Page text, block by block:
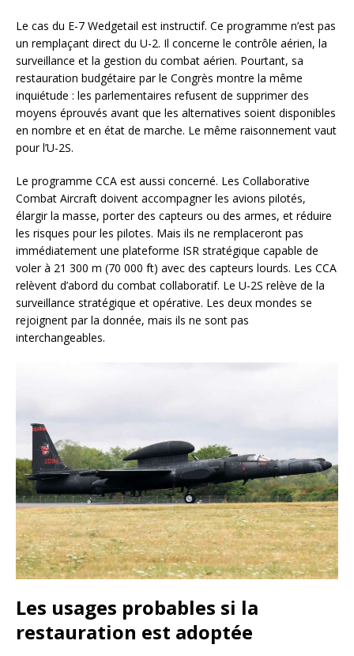
Le cas du E-7 Wedgetail est instructif. Ce programme n’est pas
un remplaçant direct du U-2. Il concerne le contrôle aérien, la
surveillance et la gestion du combat aérien. Pourtant, sa
restauration budgétaire par le Congrès montre la même
inquiétude : les parlementaires refusent de supprimer des
moyens éprouvés avant que les alternatives soient disponibles
en nombre et en état de marche. Le même raisonnement vaut
pour l’U-2S.
Le programme CCA est aussi concerné. Les Collaborative
Combat Aircraft doivent accompagner les avions pilotés,
élargir la masse, porter des capteurs ou des armes, et réduire
les risques pour les pilotes. Mais ils ne remplaceront pas
immédiatement une plateforme ISR stratégique capable de
voler à 21 300 m (70 000 ft) avec des capteurs lourds. Les CCA
relèvent d’abord du combat collaboratif. Le U-2S relève de la
surveillance stratégique et opérative. Les deux mondes se
rejoignent par la donnée, mais ils ne sont pas
interchangeables.
Les usages probables si la
restauration est adoptée